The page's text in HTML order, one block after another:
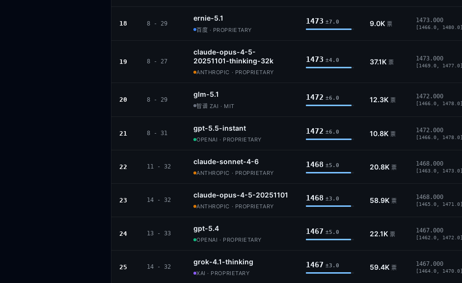
18 8 - 29
ernie-5.1
百度 · PROPRIETARY
1473 ±7.0 9.0K 票
1473.000
[1466.0, 1480.0]
19 8 - 27
claude-opus-4-5-
20251101-thinking-32k
ANTHROPIC · PROPRIETARY
1473 ±4.0 37.1K 票
1473.000
[1469.0, 1477.0]
20 8 - 29
glm-5.1
智谱 ZAI · MIT
1472 ±6.0 12.3K 票
1472.000
[1466.0, 1478.0]
21 8 - 31
gpt-5.5-instant
OPENAI · PROPRIETARY
1472 ±6.0 10.8K 票
1472.000
[1466.0, 1478.0]
22 11 - 32
claude-sonnet-4-6
ANTHROPIC · PROPRIETARY
1468 ±5.0 20.8K 票
1468.000
[1463.0, 1473.0]
23 14 - 32
claude-opus-4-5-20251101
ANTHROPIC · PROPRIETARY
1468 ±3.0 58.9K 票
1468.000
[1465.0, 1471.0]
24 13 - 33
gpt-5.4
OPENAI · PROPRIETARY
1467 ±5.0 22.1K 票
1467.000
[1462.0, 1472.0]
25 14 - 32
grok-4.1-thinking
XAI · PROPRIETARY
1467 ±3.0 59.4K 票
1467.000
[1464.0, 1470.0]